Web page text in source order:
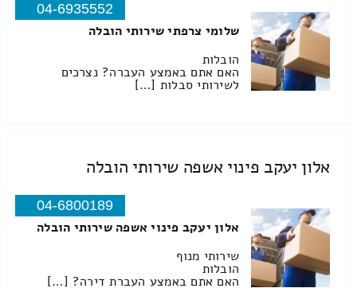
04-6935552
שלומי צרפתי שירותי הובלה
הובלות
האם אתם באמצע העברה? נצרכים
לשירותי סבלות […]
אלון יעקב פינוי אשפה שירותי הובלה
04-6800189
אלון יעקב פינוי אשפה שירותי הובלה
שירותי מנוף
הובלות
האם אתם באמצע העברת דירה? […]